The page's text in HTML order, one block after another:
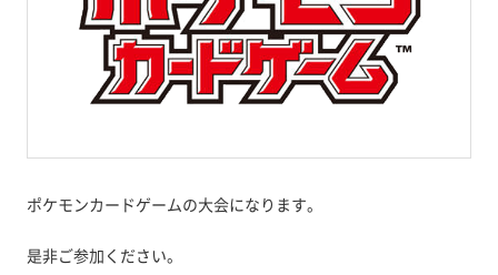
ポケモンカードゲームの大会になります。
是非ご参加ください。